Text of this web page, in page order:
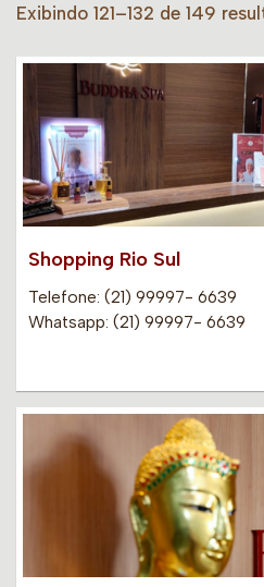
Exibindo 121–132 de 149
Shopping Rio Sul
Telefone: (21) 99997- 6639
Whatsapp: (21) 99997- 6639